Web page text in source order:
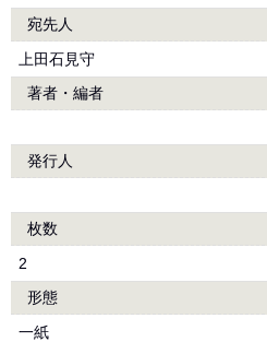
宛先人
上田石見守
著者・編者
発行人
枚数
2
形態
一紙